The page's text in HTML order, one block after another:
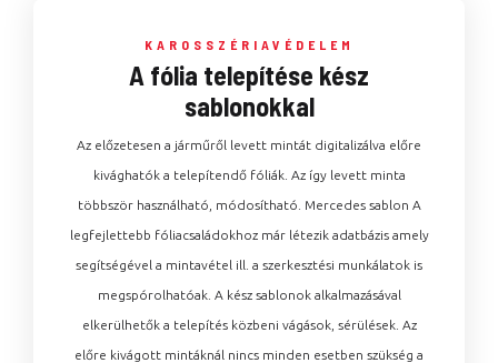
KAROSSZÉRIAVÉDELEM
A fólia telepítése kész
sablonokkal
Az előzetesen a járműről levett mintát digitalizálva előre
kivághatók a telepítendő fóliák. Az így levett minta
többször használható, módosítható. Mercedes sablon A
legfejlettebb fóliacsaládokhoz már létezik adatbázis amely
segítségével a mintavétel ill. a szerkesztési munkálatok is
megspórolhatóak. A kész sablonok alkalmazásával
elkerülhetők a telepítés közbeni vágások, sérülések. Az
előre kivágott mintáknál nincs minden esetben szükség a